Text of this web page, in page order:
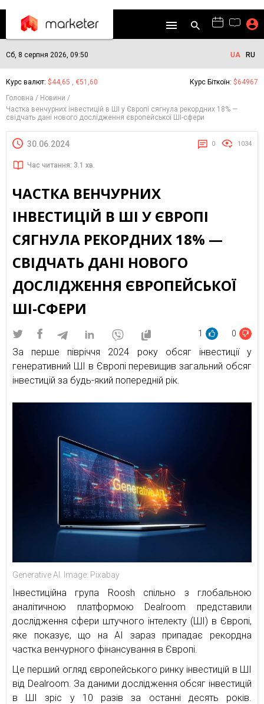
Сб, 8 серпня 2026, 09:50 UA RU
Курс валют: $44,65 , €51,60 Курс Біткоїн: $64967
Головна
Новини
Частка венчурних інвестицій в ШІ у Європі сягнула рекордних 18% —
свідчать дані нового дослідження європейської ШІ-сфери
30.06.2024 0 1034
Час читання: 3.1 хв.
ЧАСТКА ВЕНЧУРНИХ
ІНВЕСТИЦІЙ В ШІ У ЄВРОПІ
СЯГНУЛА РЕКОРДНИХ 18% —
СВІДЧАТЬ ДАНІ НОВОГО
ДОСЛІДЖЕННЯ ЄВРОПЕЙСЬКОЇ
ШІ-СФЕРИ
1 0
За перше півріччя 2024 року обсяг інвестиції у
генеративний ШІ в Європі перевищив загальний обсяг
інвестицій за будь-який попередній рік.
Generative AI. Image: Pixabay
Інвестиційна група Roosh спільно з глобальною
аналітичною платформою Dealroom представили
дослідження сфери штучного інтелекту (ШІ) в Європі,
яке показує, що на АІ зараз припадає рекордна
частка венчурного фінансування в Європі.
Це перший огляд європейського ринку інвестицій в ШІ
від Dealroom. За даними дослідження обсяг інвестицій
в ШІ зріс у 10 разів за останні десять років.